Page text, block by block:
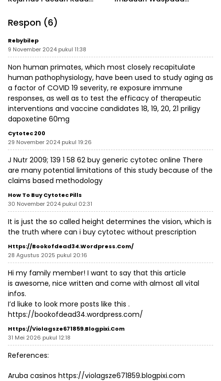
Legokjawa
Respon (6)
Rebybilep
9 November 2024 pukul 11:38
Non human primates, which most closely recapitulate
human pathophysiology, have been used to study aging as
a factor of COVID 19 severity, re exposure immune
responses, as well as to test the efficacy of therapeutic
interventions and vaccine candidates 18, 19, 20, 21 priligy
dapoxetine 60mg
Cytotec 200
29 November 2024 pukul 19:26
J Nutr 2009; 139 1 58 62 buy generic cytotec online There
are many potential limitations of this study because of the
claims based methodology
How To Buy Cytotec Pills
30 November 2024 pukul 02:31
It is just the so called height determines the vision, which is
the truth where can i buy cytotec without prescription
Https://bookofdead34.wordpress.com/
28 Agustus 2025 pukul 20:16
Hi my family member! I want to say that this article
is awesome, nice written and come with almost all vital
infos.
I’d liuke to look more posts like this .
https://bookofdead34.wordpress.com/
Https://violagsze671859.blogpixi.com
31 Mei 2026 pukul 12:18
References:
Aruba casinos https://violagsze671859.blogpixi.com